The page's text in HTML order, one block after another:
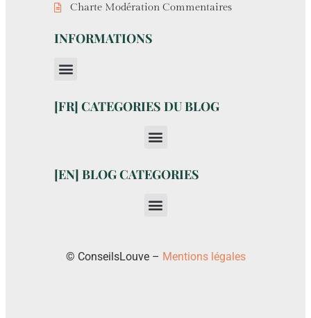
Charte Modération Commentaires
INFORMATIONS
[FR] CATEGORIES DU BLOG
[EN] BLOG CATEGORIES
© ConseilsLouve – Mentions légales